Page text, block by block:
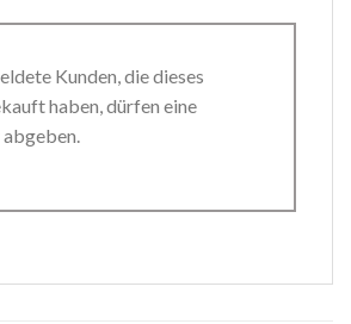
Kunden, die dieses
haben, dürfen eine